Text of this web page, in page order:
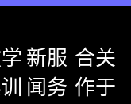
新
闻
服
务
合
作
关
于